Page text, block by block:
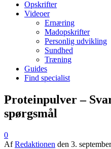
Opskrifter
Videoer
Ernæring
Madopskrifter
Personlig udvikling
Sundhed
Træning
Guides
Find specialist
Proteinpulver –
spørgsmål
0
AfRedaktionen den 3.